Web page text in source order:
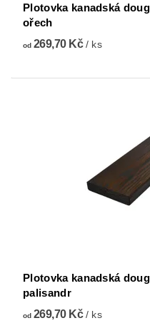
Plotovka kanadská
ořech
od269,70 Kč/ ks
Plotovka kanadská
palisandr
od269,70 Kč/ ks